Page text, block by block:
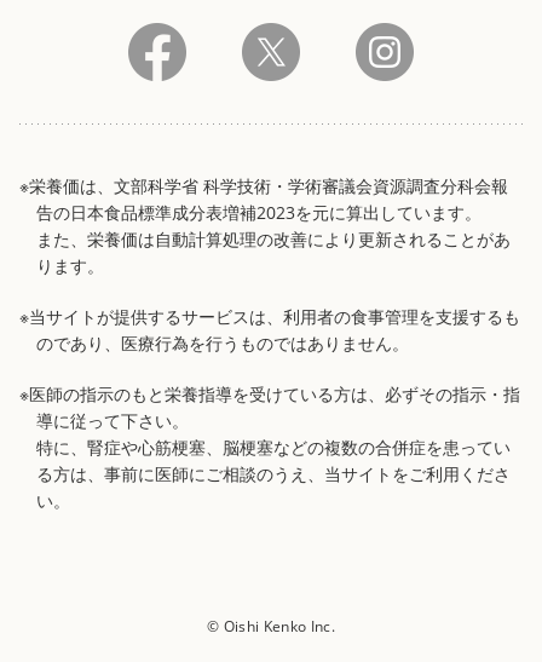
※栄養価は、文部科学省 科学技術・学術審議会資源調査分科会報
告の日本食品標準成分表増補2023を元に算出しています。
また、栄養価は自動計算処理の改善により更新されることがあ
ります。
※当サイトが提供するサービスは、利用者の食事管理を支援するも
のであり、医療行為を行うものではありません。
※医師の指示のもと栄養指導を受けている方は、必ずその指示・指
導に従って下さい。
特に、腎症や心筋梗塞、脳梗塞などの複数の合併症を患ってい
る方は、事前に医師にご相談のうえ、当サイトをご利用くださ
い。
© Oishi Kenko Inc.